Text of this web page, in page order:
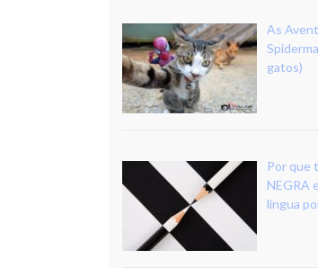
As
gatos)
Por que
NEGRA
língua